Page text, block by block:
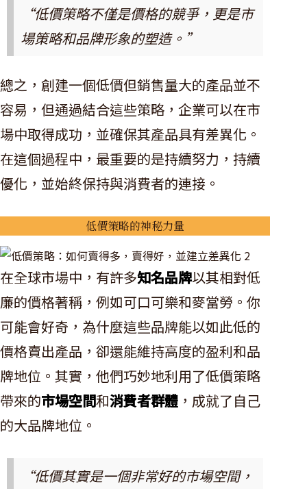
“低價策略不僅是價格的競爭，更是市
場策略和品牌形象的塑造。”
總之，創建一個低價但銷售量大的產品並不
容易，但通過結合這些策略，企業可以在市
場中取得成功，並確保其產品具有差異化。
在這個過程中，最重要的是持續努力，持續
優化，並始終保持與消費者的連接。
低價策略的神秘力量
在全球市場中，有許多知名品牌以其相對低
廉的價格著稱，例如可口可樂和麥當勞。你
可能會好奇，為什麼這些品牌能以如此低的
價格賣出產品，卻還能維持高度的盈利和品
牌地位。其實，他們巧妙地利用了低價策略
帶來的市場空間和消費者群體 ，成就了自己
的大品牌地位。
“低價其實是一個非常好的市場空間，